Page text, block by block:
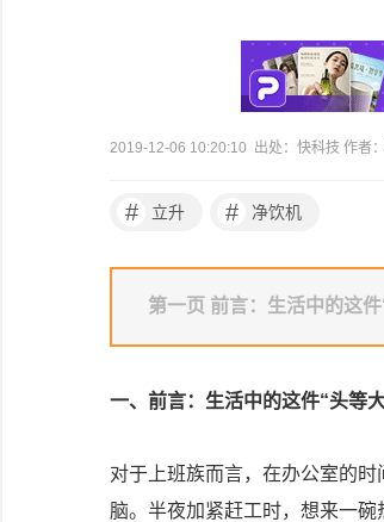
2019-12-06 10:20:10 出处：快科技 作者：
# 立升 # 净饮机
第一页 前言：生活中的这
一、前言：生活中的这件“头等
对于上班族而言，在办公室的
脑。半夜加紧赶工时，想来一